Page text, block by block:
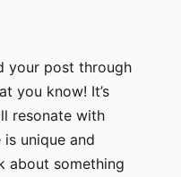
your post through
you know! It’s
resonate with
unique and
about something